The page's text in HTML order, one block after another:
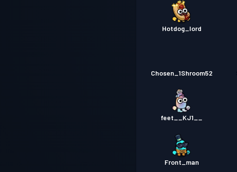
Hotdog_lord
Chosen_1Shroom52
feet__KJ1__
Front_man